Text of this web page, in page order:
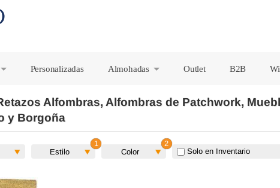
Personalizadas
Almohadas Outlet
B2B
Alfombras, Alfombras de Patchwork,
y Borgoña
Estilo Color Solo en Inventario